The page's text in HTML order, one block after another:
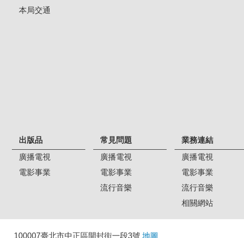
本局交通
出版品
廣播電視
電影事業
常見問題
廣播電視
電影事業
流行音樂
業務連結
廣播電視
電影事業
流行音樂
相關網站
100007臺北市中正區開封街一段3號 地圖